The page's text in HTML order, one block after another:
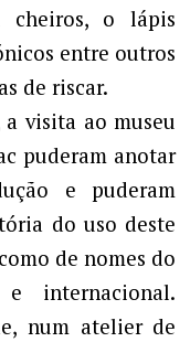
cheiros, o lápis
entre outros
de riscar.
a visita ao museu
puderam anotar
e puderam
do uso deste
de nomes do
internacional.
num atelier de